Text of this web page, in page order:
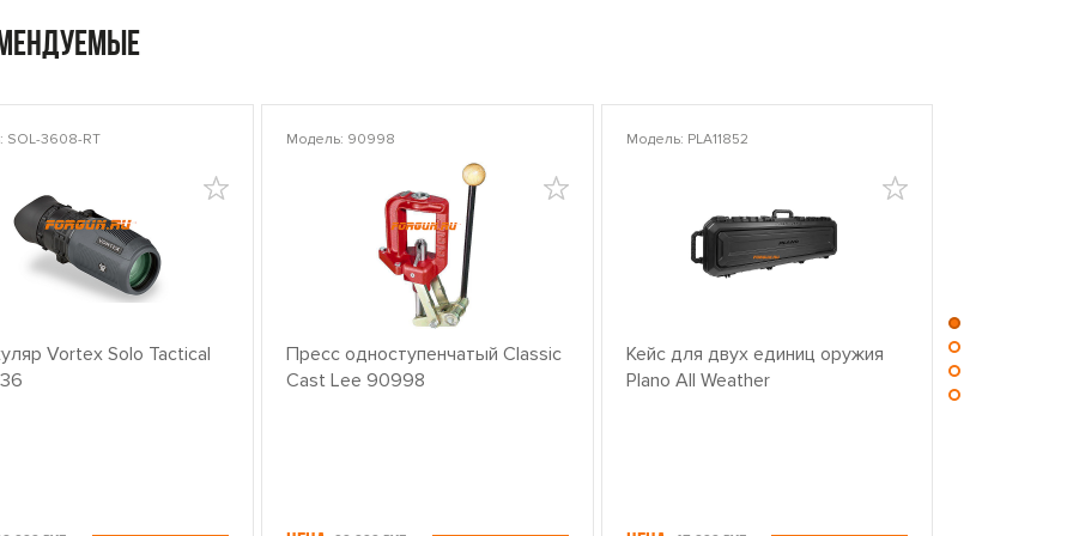
SOL-3608-RT
Vortex Solo Tactical
Модель: 90998
Пресс одноступенчатый Classic
Cast Lee 90998
Модель: PLA11852
Кейс для двух единиц оружия
Plano All Weather